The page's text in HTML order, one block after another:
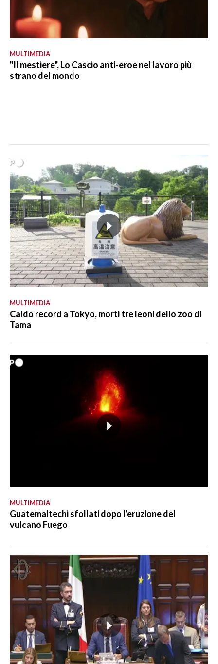
MULTIMEDIA
"Il mestiere", Lo Cascio anti-eroe nel lavoro più
strano del mondo
MULTIMEDIA
Caldo record a Tokyo, morti tre leoni dello zoo di
Tama
MULTIMEDIA
Guatemaltechi sfollati dopo l'eruzione del
vulcano Fuego